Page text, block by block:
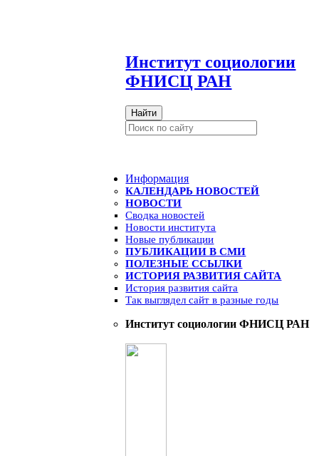
Институт социологии
ФНИСЦ РАН
Найти
Информация
КАЛЕНДАРЬ НОВОСТЕЙ
НОВОСТИ
Сводка новостей
Новости института
Новые публикации
ПУБЛИКАЦИИ В СМИ
ПОЛЕЗНЫЕ ССЫЛКИ
ИСТОРИЯ РАЗВИТИЯ САЙТА
История развития сайта
Так выглядел сайт в разные годы
Институт социологии ФНИСЦ РАН